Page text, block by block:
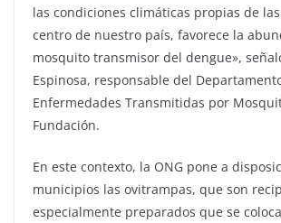
las condiciones climáticas propias de
centro de nuestro país, favorece la
mosquito transmisor del dengue»,
Espinosa, responsable del
Enfermedades Transmitidas por
Fundación.
En este contexto, la ONG pone a
municipios las ovitrampas, que son
especialmente preparados que se